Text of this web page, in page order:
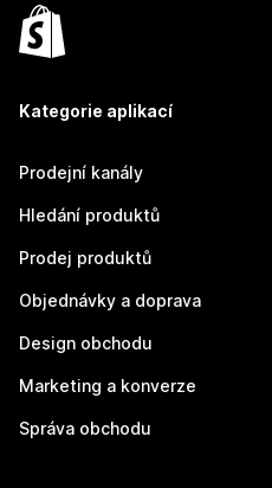
Kategorie aplikací
Prodejní kanály
Hledání produktů
Prodej produktů
Objednávky a doprava
Design obchodu
Marketing a konverze
Správa obchodu